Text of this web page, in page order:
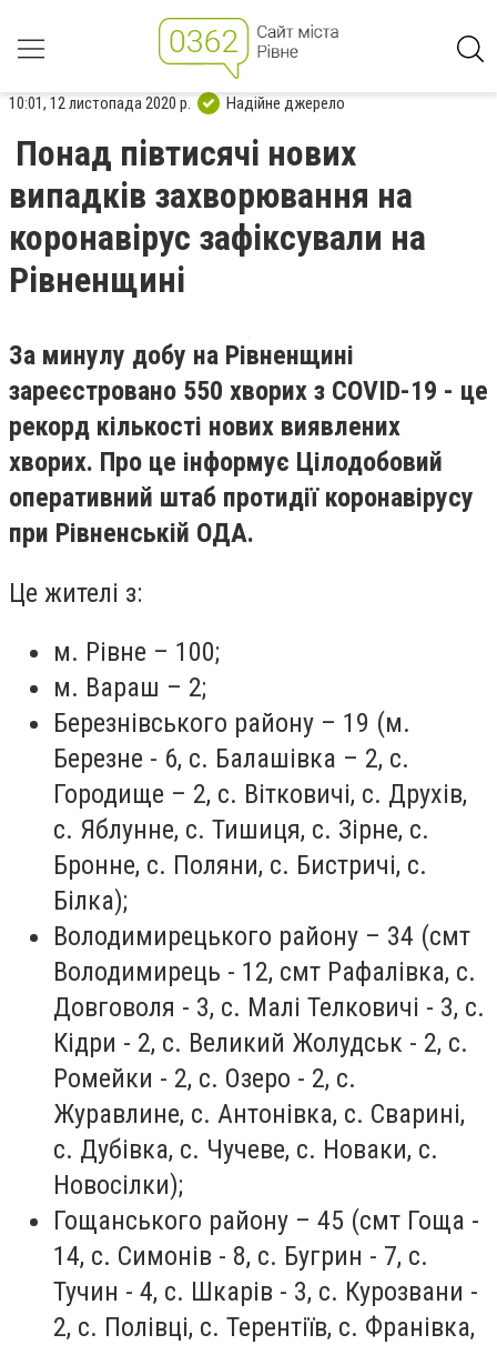
10:01, 12 листопада 2020 р. Надійне джерело
Понад півтисячі нових
випадків захворювання на
коронавірус зафіксували на
Рівненщині
За минулу добу на Рівненщині
зареєстровано 550 хворих з COVID-19 - це
рекорд кількості нових виявлених
хворих. Про це інформує Цілодобовий
оперативний штаб протидії коронавірусу
при Рівненській ОДА.
Це жителі з:
м. Рівне – 100;
м. Вараш – 2;
Березнівського району – 19 (м.
Березне - 6, с. Балашівка – 2, с.
Городище – 2, с. Вітковичі, с. Друхів,
с. Яблунне, с. Тишиця, с. Зірне, с.
Бронне, с. Поляни, с. Бистричі, с.
Білка);
Володимирецького району – 34 (смт
Володимирець - 12, смт Рафалівка, с.
Довговоля - 3, с. Малі Телковичі - 3, с.
Кідри - 2, с. Великий Жолудськ - 2, с.
Ромейки - 2, с. Озеро - 2, с.
Журавлине, с. Антонівка, с. Сварині,
с. Дубівка, с. Чучеве, с. Новаки, с.
Новосілки);
Гощанського району – 45 (смт Гоща -
14, с. Симонів - 8, с. Бугрин - 7, с.
Тучин - 4, с. Шкарів - 3, с. Курозвани -
2, с. Полівці, с. Терентіїв, с. Франівка,